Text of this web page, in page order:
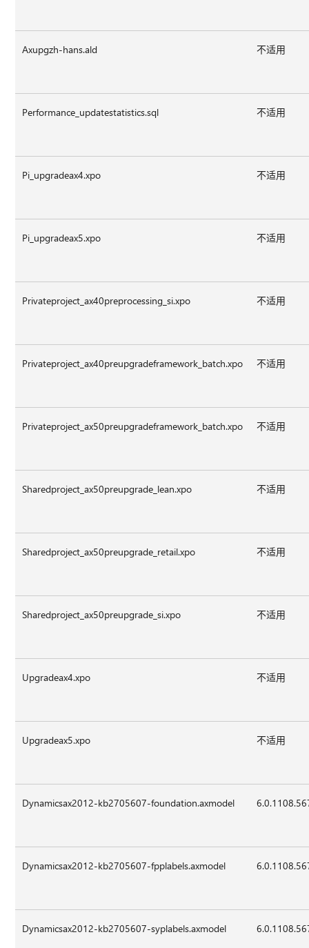
Axupgzh-hans.ald 不适用
Performance_updatestatistics.sql 不适用
Pi_upgradeax4.xpo 不适用
Pi_upgradeax5.xpo 不适用
Privateproject_ax40preprocessing_si.xpo 不适用
Privateproject_ax40preupgradeframework_batch.xpo 不适用
Privateproject_ax50preupgradeframework_batch.xpo 不适用
Sharedproject_ax50preupgrade_lean.xpo 不适用
Sharedproject_ax50preupgrade_retail.xpo 不适用
Sharedproject_ax50preupgrade_si.xpo 不适用
Upgradeax4.xpo 不适用
Upgradeax5.xpo 不适用
Dynamicsax2012-kb2705607-foundation.axmodel
Dynamicsax2012-kb2705607-fpplabels.axmodel
Dynamicsax2012-kb2705607-syplabels.axmodel